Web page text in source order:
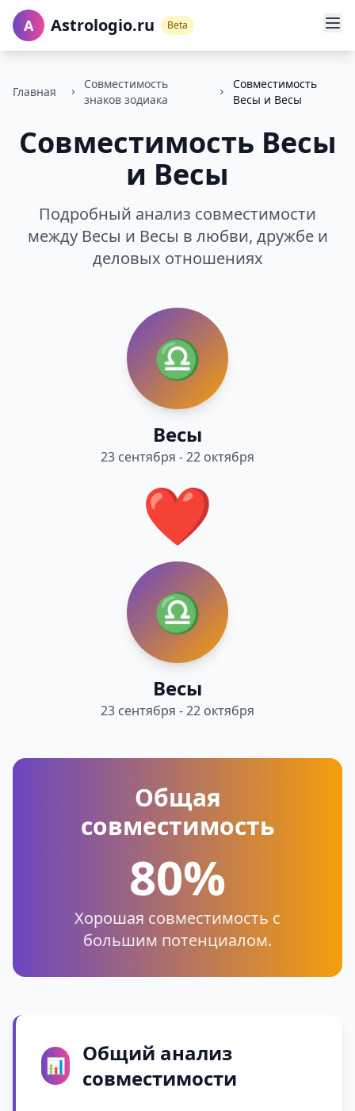
A Astrologio.ru Beta
Главная
Совместимость
знаков зодиака
Совместимость
Весы и Весы
Совместимость Весы
и Весы
Подробный анализ совместимости
между Весы и Весы в любви, дружбе и
деловых отношениях
♎
Весы
23 сентября - 22 октября
❤️
♎
Весы
23 сентября - 22 октября
Общая
совместимость
80%
Хорошая совместимость с
большим потенциалом.
📊
Общий анализ
совместимости